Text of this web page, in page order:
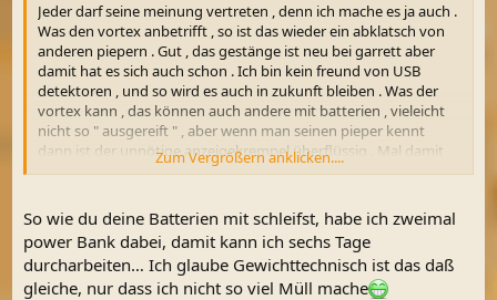
Jeder darf seine meinung vertreten , denn ich mache es ja auch .
Was den vortex anbetrifft , so ist das wieder ein abklatsch von
anderen piepern . Gut , das gestänge ist neu bei garrett aber
damit hat es sich auch schon . Ich bin kein freund von USB
detektoren , und so wird es auch in zukunft bleiben . Was der
vortex kann , das können auch andere mit batterien , vieleicht
nicht so " ausgereift " , aber wenn man seinen pieper kennt
dann ist der unnötige anzeigekrempel überflüssig . Mal damit
laufen wäre kein fehler , aber deshalb muss man ihn ja nicht
2 von vielen sondlern abgestoßen wird , dann wird man mit
neuerscheinungen aus einer serie vorsichtiger .
Beitrag automatisch zusammengeführt:21 Juni 2024
Zum Vergrößern anklicken....
So wie du deine Batterien mit schleifst, habe ich zweimal
power Bank dabei, damit kann ich sechs Tage
durcharbeiten… Ich glaube Gewichttechnisch ist das daß
gleiche, nur dass ich nicht so viel Müll mache